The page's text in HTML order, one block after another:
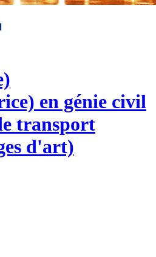
en génie civil
transport
d'art)